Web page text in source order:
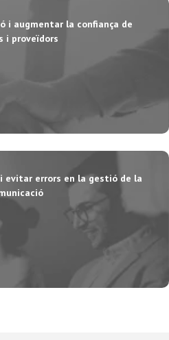
i augmentar la confiança de
i proveïdors
evitar errors en la gestió de la